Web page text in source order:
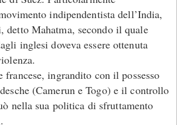
indipendentista dell’India,
detto Mahatma, secondo il quale
inglesi doveva essere ottenuta
francese, ingrandito con il possesso
(Camerun e Togo) e il controllo
nella sua politica di sfruttamento